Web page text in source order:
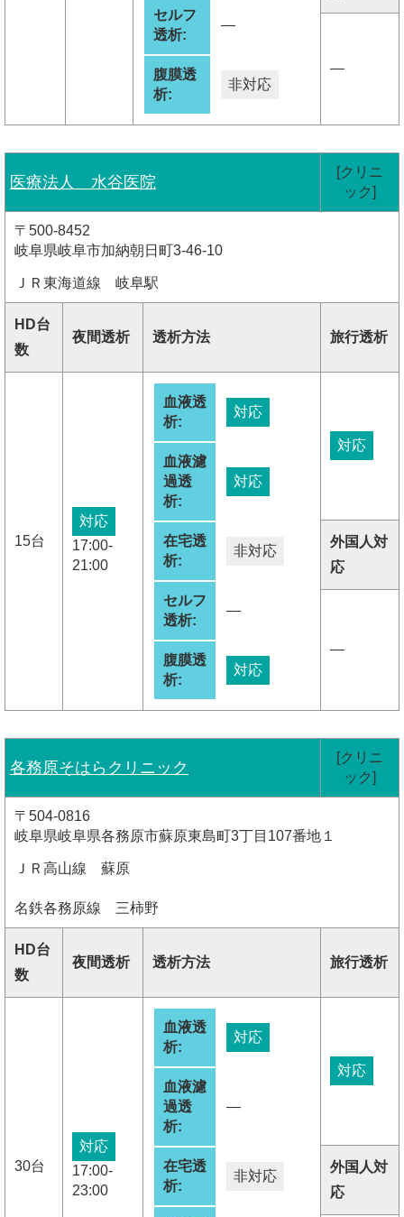
セルフ
透析:
―
腹膜透
析:
非対応
―
医療法人 水谷医院
[クリニ
ック]
〒500-8452
岐阜県岐阜市加納朝日町3-46-10
ＪＲ東海道線 岐阜駅
HD台
数
夜間透析 透析方法 旅行透析
15台
対応
17:00-
21:00
血液透
析:
対応
血液濾
過透
析:
対応
在宅透
析:
非対応
セルフ
透析:
―
腹膜透
析:
対応
対応
外国人対
応
―
各務原そはらクリニック
[クリニ
ック]
〒504-0816
岐阜県岐阜県各務原市蘇原東島町3丁目107番地１
ＪＲ高山線 蘇原
名鉄各務原線 三柿野
HD台
数
夜間透析 透析方法 旅行透析
30台
対応
17:00-
23:00
血液透
析:
対応
血液濾
過透
析:
―
在宅透
析:
非対応
対応
外国人対
応